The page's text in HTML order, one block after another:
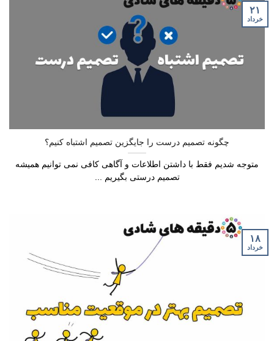
چگونه تصمیم درست را جایگزین تصمیم اشتباه کنیم؟
متوجه شدیم فقط با داشتن اطلاعات و آگاهی کافی نمی توانیم همیشه
تصمیم درستی بگیریم ...
۲۱
خرداد
۱۸
خرداد